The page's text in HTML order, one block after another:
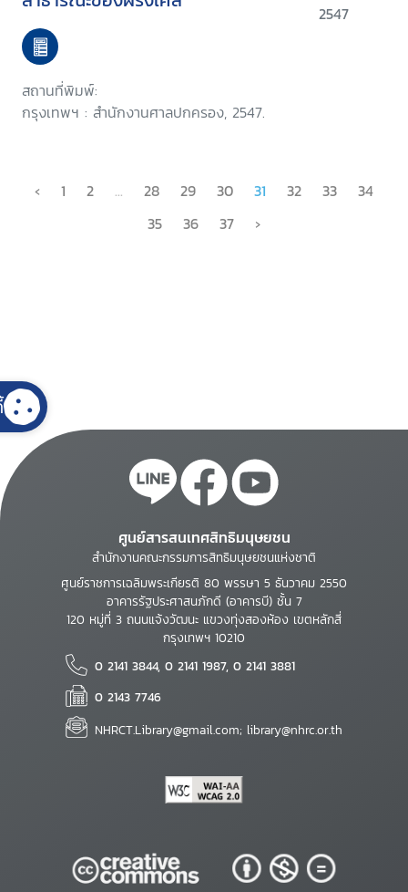
สถานที่พิมพ์:
กรุงเทพฯ : สำนักงานศาลปกครอง, 2547.
2547
‹ 1 2 ... 28 29 30 31 32 33
34
35
36 37 ›
ศูนย์สารสนเทศสิทธิมนุษยชน
สำนักงานคณะกรรมการสิทธิมนุษยชนแห่งชาติ
ศูนย์ราชการเฉลิมพระเกียรติ 80 พรรษา 5 ธันวาคม 2550
อาคารรัฐประศาสนภักดี (อาคารบี) ชั้น 7
120 หมู่ที่ 3 ถนนแจ้งวัฒนะ แขวงทุ่งสองห้อง เขตหลักสี่
กรุงเทพฯ 10210
0 2141 3844, 0 2141 1987, 0 2141 3881
0 2143 7746
NHRCT.Library@gmail.com; library@nhrc.or.th